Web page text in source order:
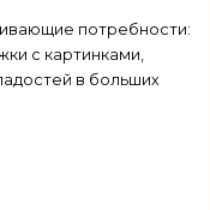
потребности:
с картинками,
в больших